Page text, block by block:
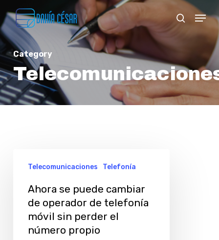
to
main
content
search
Menu
Category
puede
cambiar
operador
Telecomunicaciones Telefonía
Ahora se puede cambiar
de operador de telefonía
móvil sin perder el
número propio
Close
Menu